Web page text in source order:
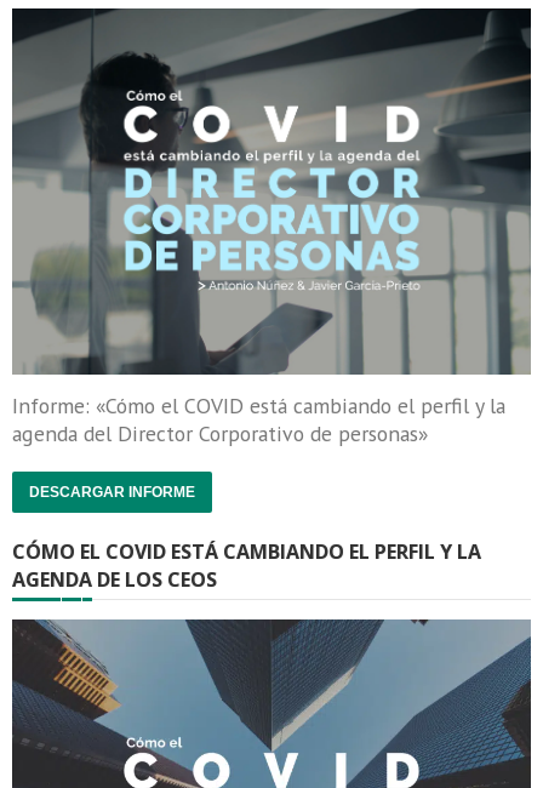
Informe: «Cómo el COVID está cambiando el perfil y la
agenda del Director Corporativo de personas»
DESCARGAR INFORME
CÓMO EL COVID ESTÁ CAMBIANDO EL PERFIL Y LA
AGENDA DE LOS CEOS